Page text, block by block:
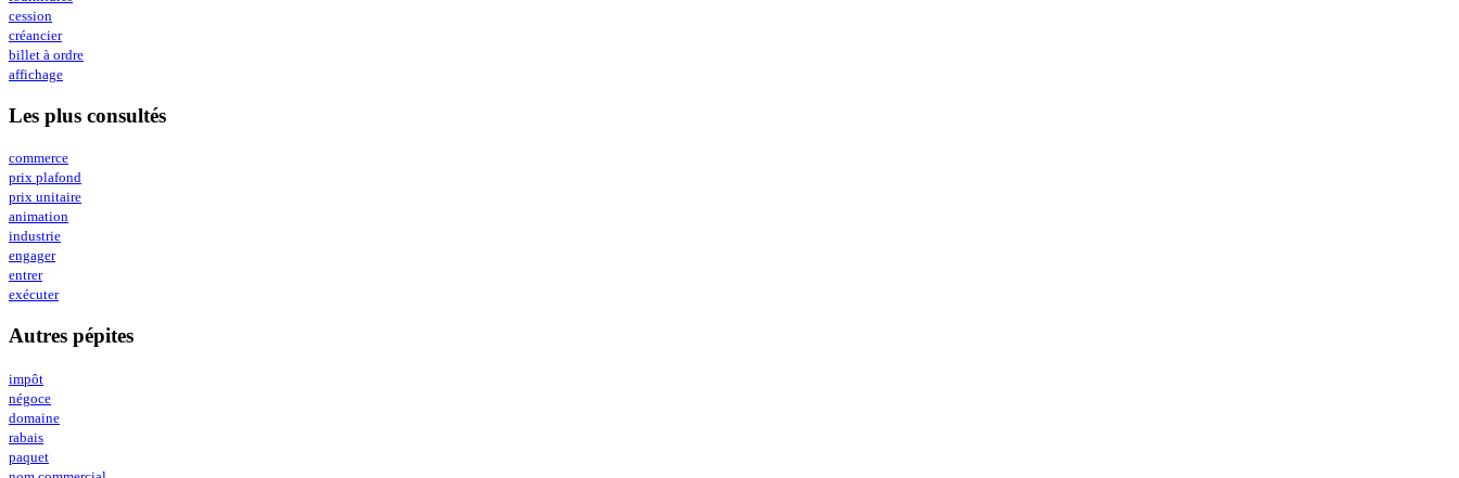
cession
créancier
billet à ordre
affichage
Les plus consultés
commerce
prix plafond
prix unitaire
animation
industrie
engager
entrer
exécuter
Autres pépites
impôt
négoce
domaine
rabais
paquet